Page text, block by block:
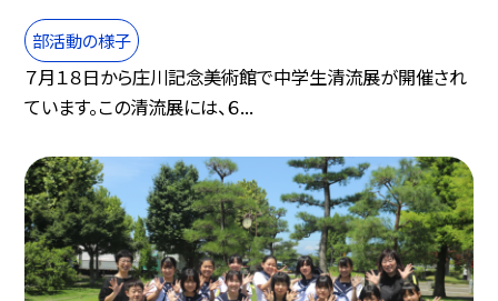
部活動の様子
７月１８日から庄川記念美術館で中学生清流展が開催され
ています。この清流展には、６...